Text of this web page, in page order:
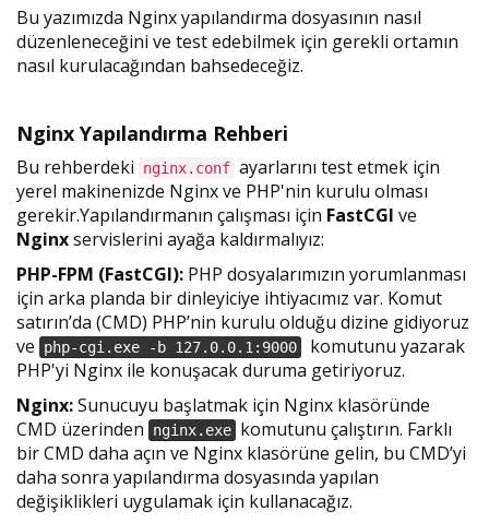
Bu yazımızda Nginx yapılandırma dosyasının nasıl
düzenleneceğini ve test edebilmek için gerekli ortamın
nasıl kurulacağından bahsedeceğiz.
Nginx Yapılandırma Rehberi
Bu rehberdeki nginx.conf ayarlarını test etmek için
yerel makinenizde Nginx ve PHP'nin kurulu olması
gerekir.Yapılandırmanın çalışması için FastCGI ve
Nginxservislerini ayağa kaldırmalıyız:
PHP-FPM (FastCGI): PHP dosyalarımızın yorumlanması
için arka planda bir dinleyiciye ihtiyacımız var. Komut
satırın’da (CMD) PHP’nin kurulu olduğu dizine gidiyoruz
ve
php-cgi.exe -b 127.0.0.1:9000
komutunu yazarak
PHP'yi Nginx ile konuşacak duruma getiriyoruz.
Nginx:Sunucuyu başlatmak için Nginx klasöründe
CMD üzerinden
nginx.exe komutunu çalıştırın. Farklı
bir CMD daha açın ve Nginx klasörüne gelin, bu CMD’yi
daha sonra yapılandırma dosyasında yapılan
değişiklikleri uygulamak için kullanacağız.